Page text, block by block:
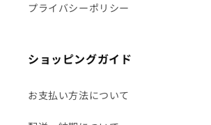
プライバシーポリシー
ショッピングガイド
お支払い方法について